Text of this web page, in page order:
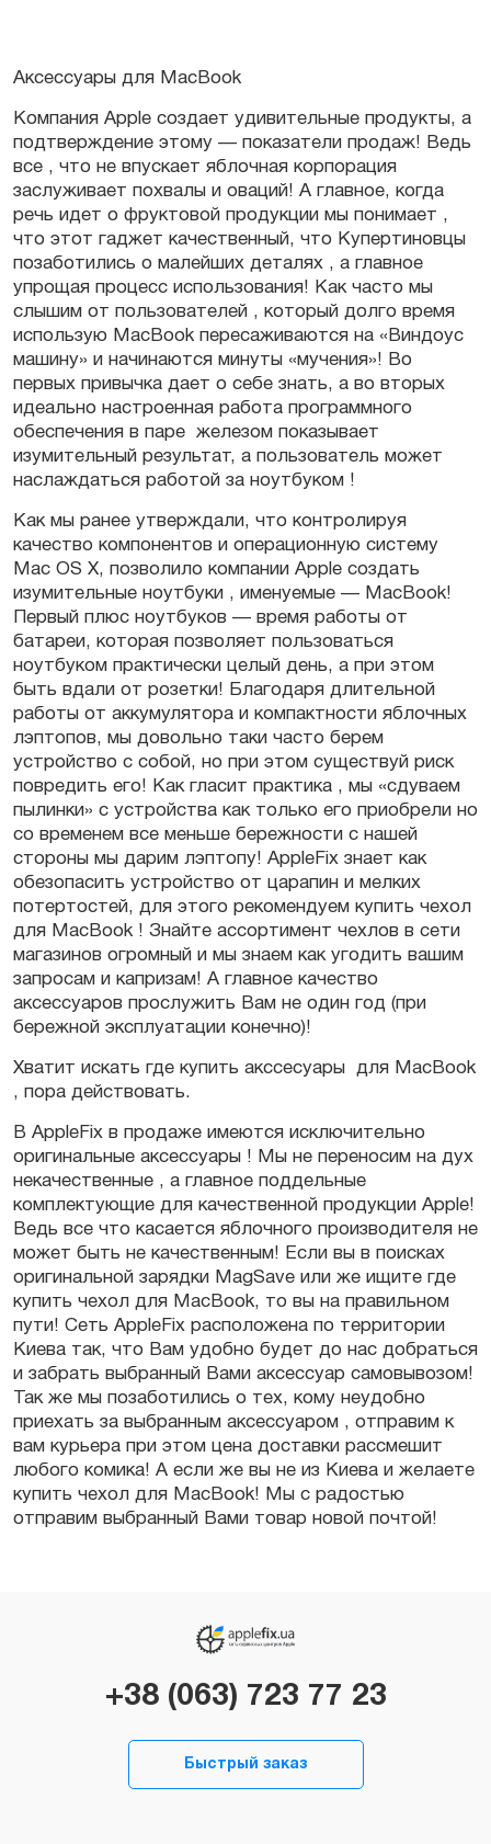
Аксессуары для MacBook
Компания Apple создает удивительные продукты, а
подтверждение этому — показатели продаж! Ведь
все , что не впускает яблочная корпорация
заслуживает похвалы и оваций! А главное, когда
речь идет о фруктовой продукции мы понимает ,
что этот гаджет качественный, что Купертиновцы
позаботились о малейших деталях , а главное
упрощая процесс использования! Как часто мы
слышим от пользователей , который долго время
использую MacBook пересаживаются на «Виндоус
машину» и начинаются минуты «мучения»! Во
первых привычка дает о себе знать, а во вторых
идеально настроенная работа программного
обеспечения в паре железом показывает
изумительный результат, а пользователь может
наслаждаться работой за ноутбуком !
Как мы ранее утверждали, что контролируя
качество компонентов и операционную систему
Mac OS X, позволило компании Apple создать
изумительные ноутбуки , именуемые — MacBook!
Первый плюс ноутбуков — время работы от
батареи, которая позволяет пользоваться
ноутбуком практически целый день, а при этом
быть вдали от розетки! Благодаря длительной
работы от аккумулятора и компактности яблочных
лэптопов, мы довольно таки часто берем
устройство с собой, но при этом существуй риск
повредить его! Как гласит практика , мы «сдуваем
пылинки» с устройства как только его приобрели но
со временем все меньше бережности с нашей
стороны мы дарим лэптопу! AppleFix знает как
обезопасить устройство от царапин и мелких
потертостей, для этого рекомендуем купить чехол
для MacBook ! Знайте ассортимент чехлов в сети
магазинов огромный и мы знаем как угодить вашим
запросам и капризам! А главное качество
аксессуаров прослужить Вам не один год (при
бережной эксплуатации конечно)!
Хватит искать где купить акссесуары для MacBook
, пора действовать.
В AppleFix в продаже имеются исключительно
оригинальные аксессуары ! Мы не переносим на дух
некачественные , а главное поддельные
комплектующие для качественной продукции Apple!
Ведь все что касается яблочного производителя не
может быть не качественным! Если вы в поисках
оригинальной зарядки MagSave или же ищите где
купить чехол для MacBook, то вы на правильном
пути! Сеть AppleFix расположена по территории
Киева так, что Вам удобно будет до нас добраться
и забрать выбранный Вами аксессуар самовывозом!
Так же мы позаботились о тех, кому неудобно
приехать за выбранным аксессуаром , отправим к
вам курьера при этом цена доставки рассмешит
любого комика! А если же вы не из Киева и желаете
купить чехол для MacBook! Мы с радостью
отправим выбранный Вами товар новой почтой!
+38 (063) 723 77 23
Быстрый заказ